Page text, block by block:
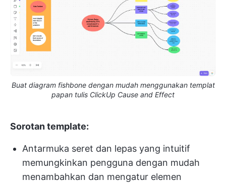
Buat diagram fishbone dengan mudah menggunakan templat
papan tulis ClickUp Cause and Effect
Sorotan template:
Antarmuka seret dan lepas yang intuitif
memungkinkan pengguna dengan mudah
menambahkan dan mengatur elemen